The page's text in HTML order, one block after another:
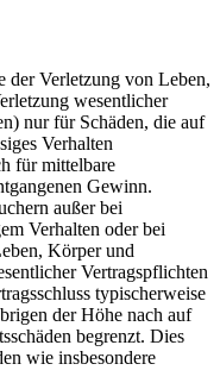
der Verletzung von Leben,
wesentlicher
nur für Schäden, die auf
Verhalten
für mittelbare
Gewinn.
außer bei
Verhalten oder bei
Körper und
Vertragspflichten
typischerweise
der Höhe nach auf
begrenzt. Dies
wie insbesondere